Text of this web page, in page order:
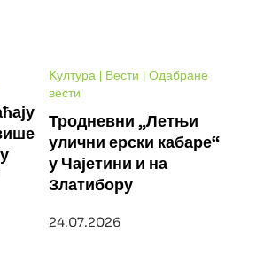
Kултура | Вести | Одабране
вести
Тродневни „Летњи
улични ерски кабаре“
у Чајетини и на
Златибору
24.07.2026